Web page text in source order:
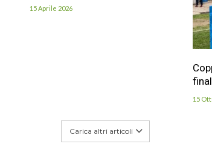
15 Aprile 2026
15
Carica altri articoli